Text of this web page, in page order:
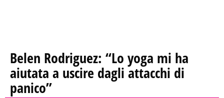
Belen Rodriguez: “Lo yoga mi ha
aiutata a uscire dagli attacchi di
panico”